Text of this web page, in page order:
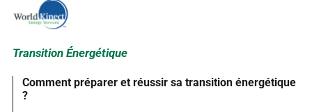
Transition Énergétique
Comment préparer et réussir sa transition énergétique
?